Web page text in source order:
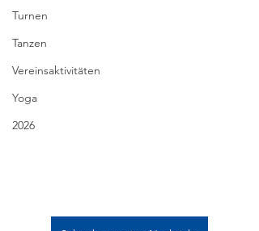
Turnen
Tanzen
Vereinsaktivitäten
Yoga
2026